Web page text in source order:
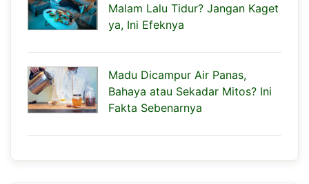
Malam Lalu Tidur? Jangan Kaget
ya, Ini Efeknya
Madu Dicampur Air Panas,
Bahaya atau Sekadar Mitos? Ini
Fakta Sebenarnya